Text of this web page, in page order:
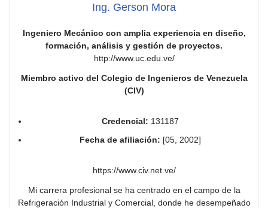
Ing. Gerson Mora
Ingeniero Mecánico con amplia experiencia en diseño,
formación, análisis y gestión de proyectos.
http://www.uc.edu.ve/
Miembro activo del Colegio de Ingenieros de Venezuela
(CIV)
Credencial: 131187
Fecha de afiliación: [05, 2002]
https://www.civ.net.ve/
Mi carrera profesional se ha centrado en el campo de la
Refrigeración Industrial y Comercial, donde he desempeñado